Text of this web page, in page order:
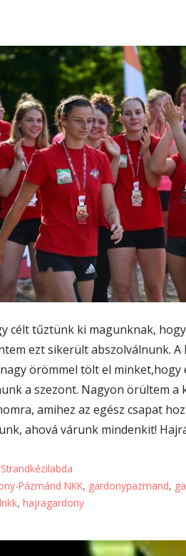
célt tűztünk ki magunknak,
ezt sikerült abszolválnunk. A
örömmel tölt el minket,hogy
a szezont. Nagyon örültem a
amihez az egész csapat
ahová várunk mindenkit!
Strandkézilabda
Pázmánd NKK, gardonypazmand,
,hajragardony